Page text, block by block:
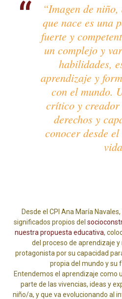
“Imagen de
que nace es una
fuerte y
un complejo y
habilidades,
aprendizaje y
con el mundo.
crítico y
derechos y
conocer desde
Desde el CPI Ana María
significados propios del
nuestra propuesta educativa,
del proceso de aprendizaje
protagonista por su capacidad
propia del mundo y su
Entendemos el aprendizaje como
parte de las vivencias, ideas y
niño/a, y que va evolucionando al